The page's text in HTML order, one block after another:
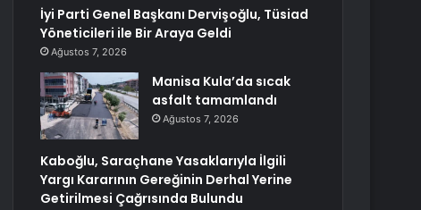
İyi Parti Genel Başkanı Dervişoğlu, Tüsiad
Yöneticileri ile Bir Araya Geldi
Ağustos 7, 2026
Manisa Kula’da sıcak
asfalt tamamlandı
Ağustos 7, 2026
Kaboğlu, Saraçhane Yasaklarıyla İlgili
Yargı Kararının Gereğinin Derhal Yerine
Getirilmesi Çağrısında Bulundu